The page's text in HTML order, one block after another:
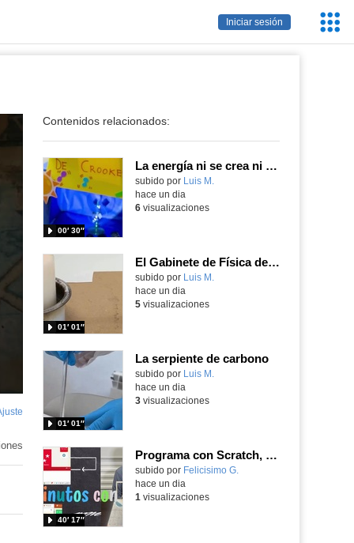
Iniciar sesión
pantalla
Contenidos relacionados:
La energía ni se crea ni se destruye... ¡se experimenta! El Tierno en la Feria Madrid es Ciencia 2026
Contenido educativo.
subido por Luis M.
00′ 30″
hace un dia
6visualizaciones
El Gabinete de Física del IES Enrique Tierno Galván de Parla (Curso 25-26)
Contenido educativo.
subido por Luis M.
01′ 01″
hace un dia
5visualizaciones
La serpiente de carbono
Contenido educativo.
subido por Luis M.
01′ 01″
hace un dia
3visualizaciones
Programa con Scratch, 8 diferentes juegos para vivir la emoción de los partidos de España en el mundial 2026
Contenido educativo.
subido por Felicisimo G.
40′ 17″
hace un dia
1 visualizaciones